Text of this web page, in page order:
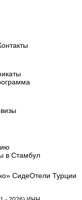
в Стамбул
СидеОтели Турции